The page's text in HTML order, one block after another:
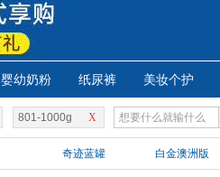
婴幼奶粉 纸尿裤 美妆个护
X
801-1000g
奇迹蓝罐 白金澳洲版